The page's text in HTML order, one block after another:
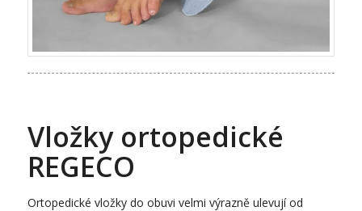
Vložky ortopedické
REGECO
Ortopedické vložky do obuvi velmi výrazně ulevují od